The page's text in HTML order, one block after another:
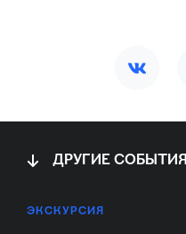
ДРУГИЕ СОБЫТИЯ
ЭКСКУРСИЯ